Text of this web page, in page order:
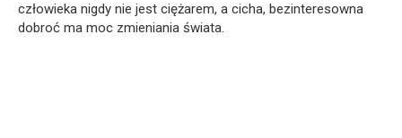
człowieka nigdy nie jest ciężarem, a cicha, bezinteresowna
dobroć ma moc zmieniania świata.